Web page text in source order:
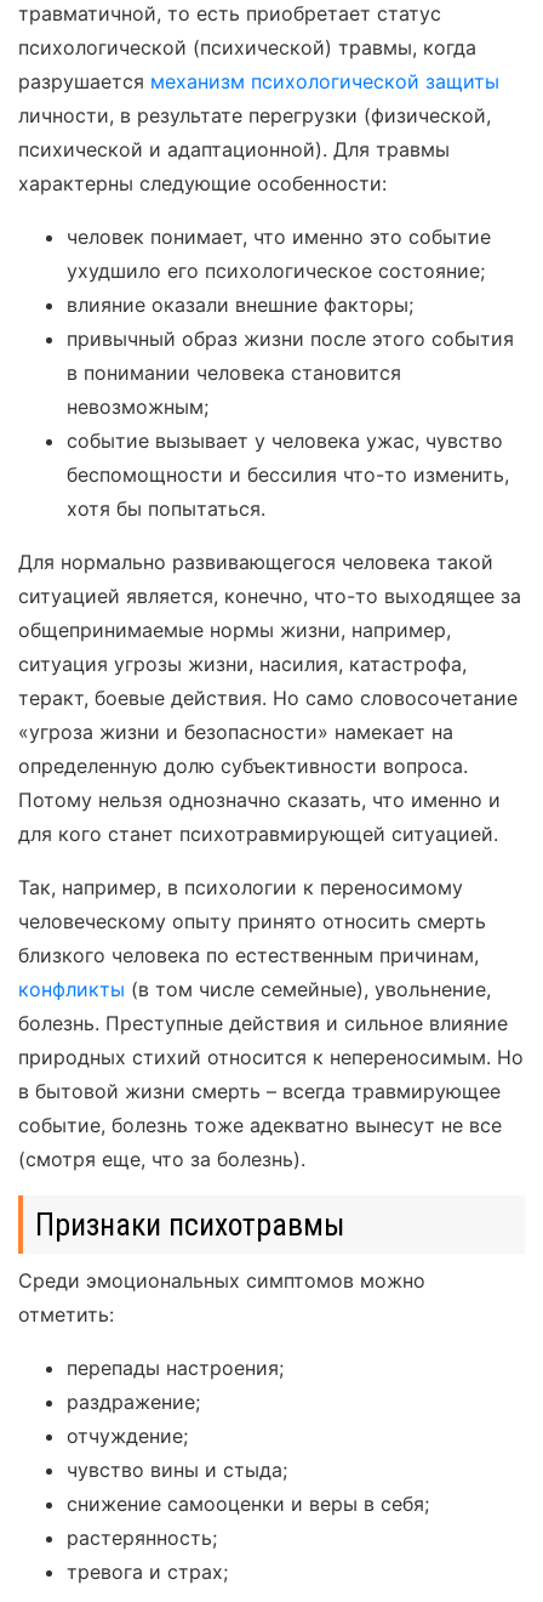
травматичной, то есть приобретает статус
психологической (психической) травмы, когда
разрушается механизм психологической защиты
личности, в результате перегрузки (физической,
психической и адаптационной). Для травмы
характерны следующие особенности:
человек понимает, что именно это событие
ухудшило его психологическое состояние;
влияние оказали внешние факторы;
привычный образ жизни после этого события
в понимании человека становится
невозможным;
событие вызывает у человека ужас, чувство
беспомощности и бессилия что-то изменить,
хотя бы попытаться.
Для нормально развивающегося человека такой
ситуацией является, конечно, что-то выходящее за
общепринимаемые нормы жизни, например,
ситуация угрозы жизни, насилия, катастрофа,
теракт, боевые действия. Но само словосочетание
«угроза жизни и безопасности» намекает на
определенную долю субъективности вопроса.
Потому нельзя однозначно сказать, что именно и
для кого станет психотравмирующей ситуацией.
Так, например, в психологии к переносимому
человеческому опыту принято относить смерть
близкого человека по естественным причинам,
конфликты (в том числе семейные), увольнение,
болезнь. Преступные действия и сильное влияние
природных стихий относится к непереносимым. Но
в бытовой жизни смерть – всегда травмирующее
событие, болезнь тоже адекватно вынесут не все
(смотря еще, что за болезнь).
Признаки психотравмы
Среди эмоциональных симптомов можно
отметить:
перепады настроения;
раздражение;
отчуждение;
чувство вины и стыда;
снижение самооценки и веры в себя;
растерянность;
тревога и страх;